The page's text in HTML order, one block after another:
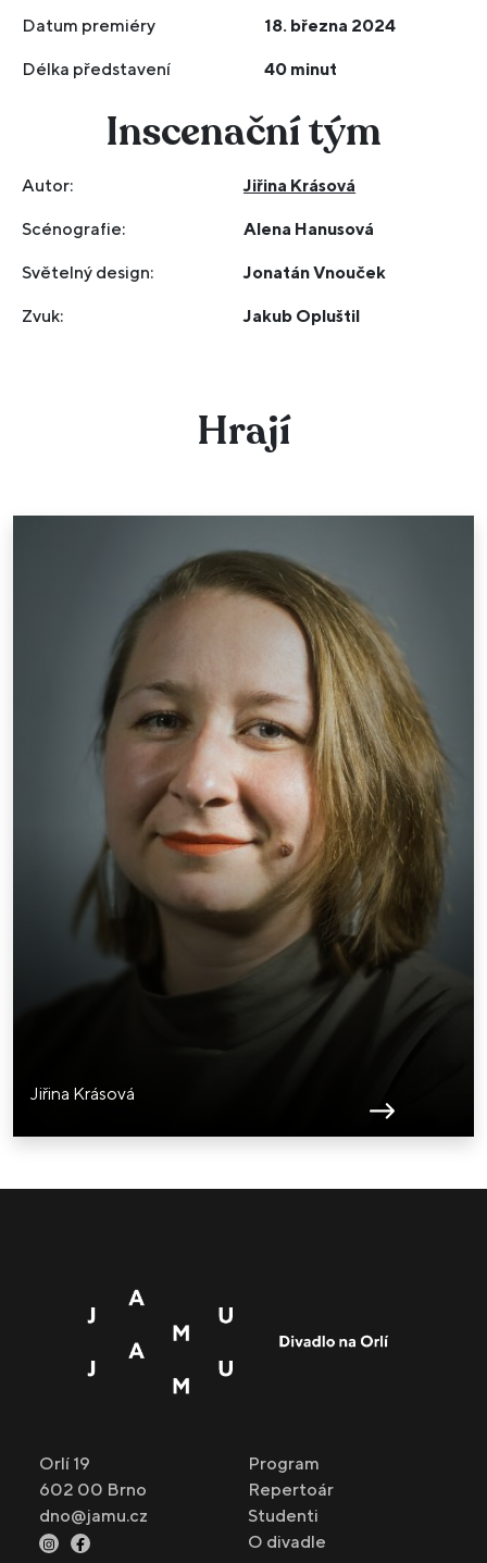
Datum premiéry 18. března 2024
Délka představení 40 minut
Inscenační tým
Autor: Jiřina Krásová
Scénografie: Alena Hanusová
Světelný design: Jonatán Vnouček
Zvuk: Jakub Opluštil
Hrají
Jiřina Krásová
Orlí 19
602 00 Brno
dno@jamu.cz
Program
Repertoár
Studenti
O divadle